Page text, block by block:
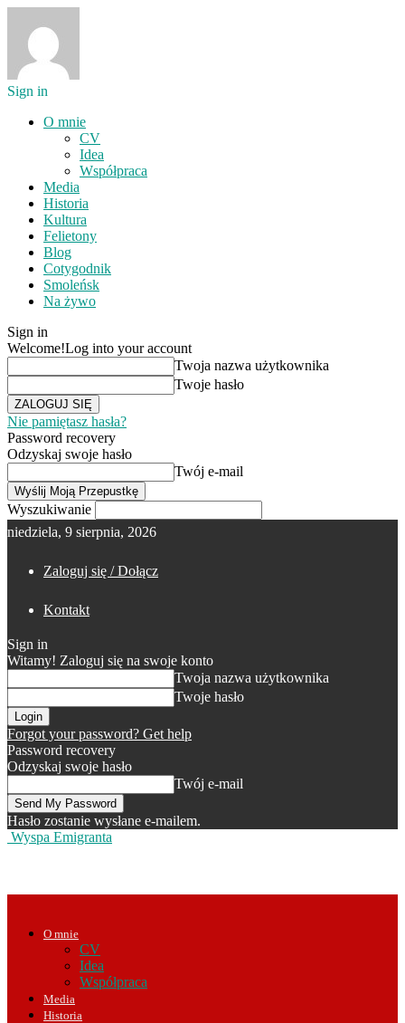
Sign in
O mnie
CV
Idea
Współpraca
Media
Historia
Kultura
Felietony
Blog
Cotygodnik
Smoleńsk
Na żywo
Sign in
Welcome!Log into your account
Twoja nazwa użytkownika
Twoje hasło
Nie pamiętasz hasła?
Password recovery
Odzyskaj swoje hasło
Twój e-mail
Wyszukiwanie
niedziela, 9 sierpnia, 2026
Zaloguj się / Dołącz
Kontakt
Sign in
Witamy! Zaloguj się na swoje konto
Twoja nazwa użytkownika
Twoje hasło
Forgot your password? Get help
Password recovery
Odzyskaj swoje hasło
Twój e-mail
Hasło zostanie wysłane e-mailem.
Wyspa Emigranta
O mnie
CV
Idea
Współpraca
Media
Historia